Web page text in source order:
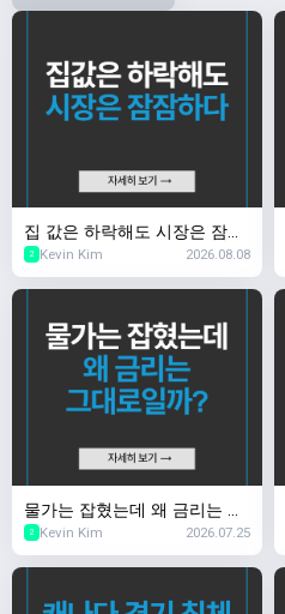
집 값은 하락해도 시장은 잠잠
하다
2 Kevin Kim 2026.08.08
물가는 잡혔는데 왜 금리는 그
대로일까?
2 Kevin Kim 2026.07.25